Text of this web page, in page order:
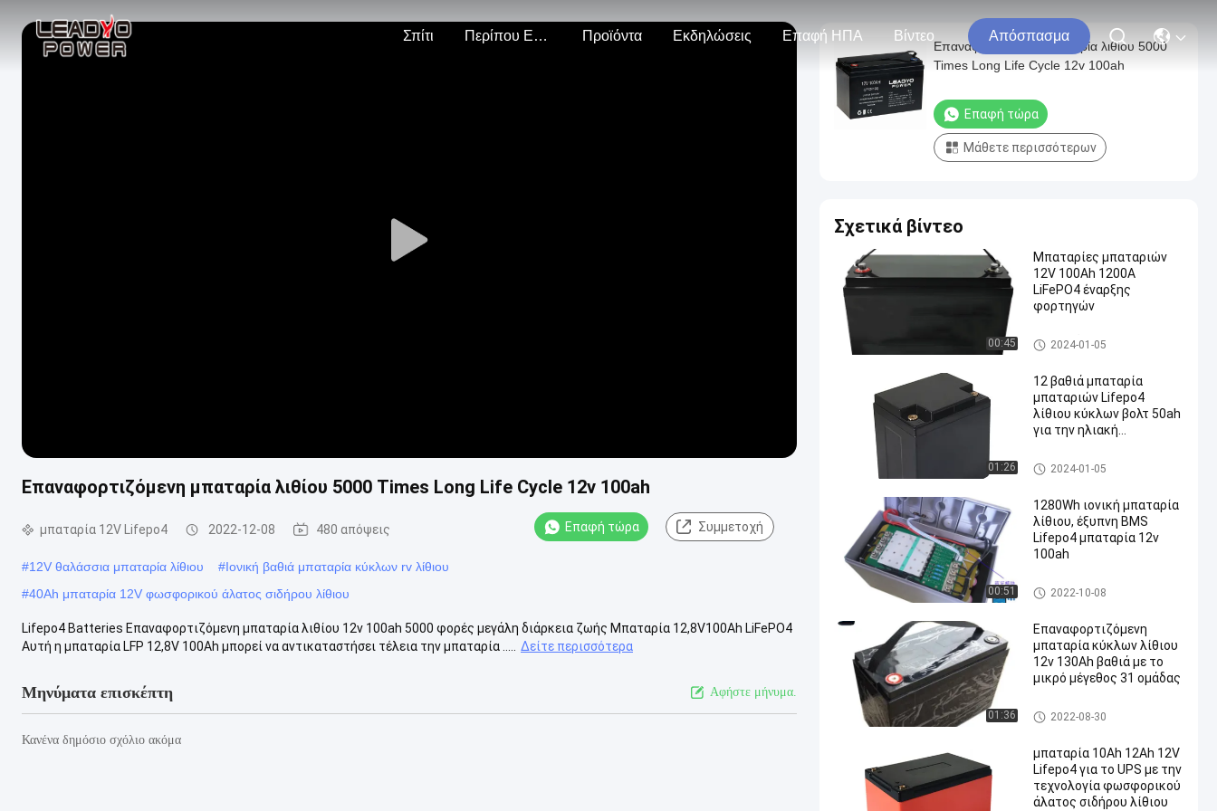
Σπίτι Περίπου Εμείς Προϊόντα Εκδηλώσεις Επαφή ΗΠΑ Βίντεο Απόσπασμα
Play
Επαναφορτιζόμενη μπαταρία λιθίου 5000 Times Long Life Cycle 12v 100ah
μπαταρία 12V Lifepo4 2022-12-08 480 απόψεις Επαφή τώρα Συμμετοχή
#12V θαλάσσια μπαταρία λίθιου #Ιονική βαθιά μπαταρία κύκλων rv λίθιου
#40Ah μπαταρία 12V φωσφορικού άλατος σιδήρου λίθιου
Lifepo4 Batteries Επαναφορτιζόμενη μπαταρία λιθίου 12v 100ah 5000 φορές μεγάλη διάρκεια ζωής Μπαταρία 12,8V100Ah LiFePO4
Αυτή η μπαταρία LFP 12,8V 100Ah μπορεί να αντικαταστήσει τέλεια την μπαταρία .....
Δείτε περισσότερα
Μηνύματα επισκέπτη Αφήστε μήνυμα.
Κανένα δημόσιο σχόλιο ακόμα
Επαναφορτιζόμενη μπαταρία λιθίου 5000
Times Long Life Cycle 12v 100ah
Επαφή τώρα
Μάθετε περισσότερων
Σχετικά βίντεο
00:45
Μπαταρίες μπαταριών
12V 100Ah 1200A
LiFePO4 έναρξης
φορτηγών
Αντικατάσταση μπαταρίας α
υτοκινήτου
2024-01-05
01:26
12 βαθιά μπαταρία
μπαταριών Lifepo4
λίθιου κύκλων βολτ 50ah
για την ηλιακή
μπαταρία 12V Lifepo4
2024-01-05
00:51
1280Wh ιονική μπαταρία
λίθιου, έξυπνη BMS
Lifepo4 μπαταρία 12v
100ah
μπαταρία 12V Lifepo4
2022-10-08
01:36
Επαναφορτιζόμενη
μπαταρία κύκλων λίθιου
12v 130Ah βαθιά με το
μικρό μέγεθος 31 ομάδας
μπαταρία 12V Lifepo4
2022-08-30
μπαταρία 10Ah 12Ah 12V
Lifepo4 για το UPS με την
τεχνολογία φωσφορικού
άλατος σιδήρου λίθιου